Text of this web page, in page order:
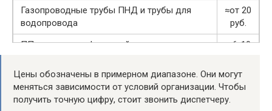
Газопроводные трубы ПНД и трубы для
водопровода
≈от 20
руб.
ПП ящики с перфорацией для
≈ 6-10
ПЭТ — разнообразные пластиковые
флаконы, бутылочку,
большие бутыли для воды
≈12-
18
руб.
Цены обозначены в примерном диапазоне. Они могут
меняться зависимости от условий организации. Чтобы
получить точную цифру, стоит звонить диспетчеру.